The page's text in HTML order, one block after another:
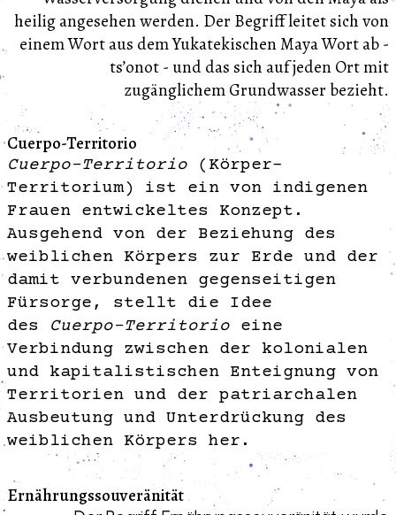
heilig angesehen werden. Der Begriff leitet sich von
einem Wort aus dem Yukatekischen Maya Wort ab -
tsʼonot - und das sich auf jeden Ort mit
zugänglichem Grundwasser bezieht.
Cuerpo-Territorio
Cuerpo-Territorio (Körper-
Territorium) ist ein von indigenen
Frauen entwickeltes Konzept.
Ausgehend von der Beziehung des
weiblichen Körpers zur Erde und der
damit verbundenen gegenseitigen
Fürsorge, stellt die Idee
des Cuerpo-Territorio eine
Verbindung zwischen der kolonialen
und kapitalistischen Enteignung von
Territorien und der patriarchalen
Ausbeutung und Unterdrückung des
weiblichen Körpers her.
Ernährungssouveränität